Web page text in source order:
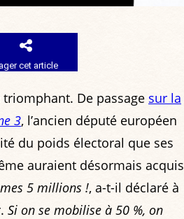
cet article
De passage sur la
3, l’ancien député européen
du poids électoral que ses
auraient désormais acquis
5 millions !, a-t-il déclaré à
Si on se mobilise à 50 %, on